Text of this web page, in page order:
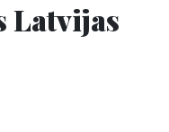
Latvijas